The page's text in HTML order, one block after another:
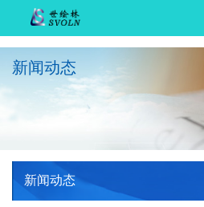
新闻动态
新闻动态